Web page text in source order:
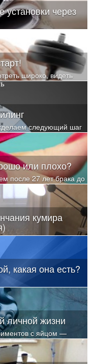
через
он на уровне эмоций,
сперва члена семьи, в
самого онкобольного
широко, видеть
выбирать из них уже
следующий шаг
или плохо?
после 27 лет брака до
железы
кумира
какая она есть?
личной жизни
с яйцом —
снятия любых